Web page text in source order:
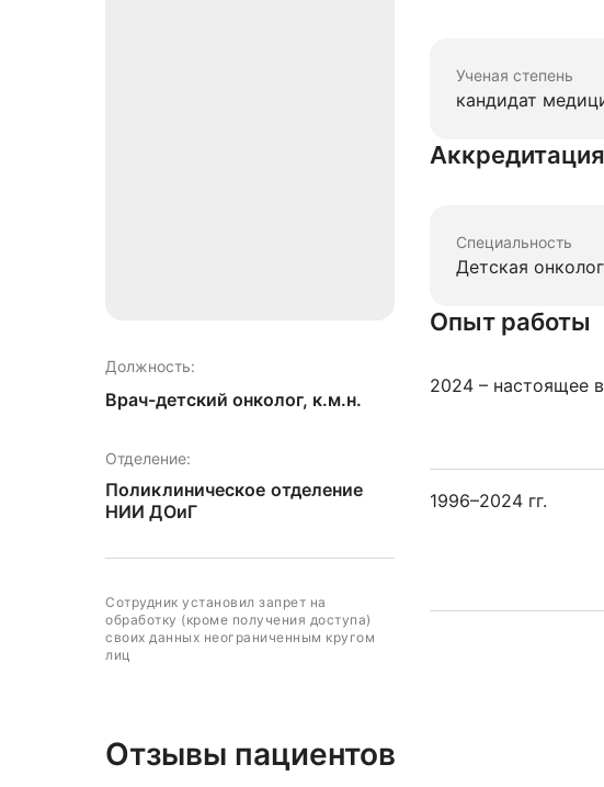
Должность:
Врач-детский онколог, к.м.н.
Отделение:
Поликлиническое отделение
НИИ ДОиГ
Сотрудник установил запрет на
обработку (кроме получения доступа)
своих данных неограниченным кругом
лиц
Ученая степень
кандидат
Специальность
Детская
Опыт работы
2024 – настоящее
1996–2024 гг.
Отзывы пациентов